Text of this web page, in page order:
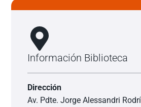
Información Biblioteca
Dirección
Av. Pdte. Jorge Alessandri